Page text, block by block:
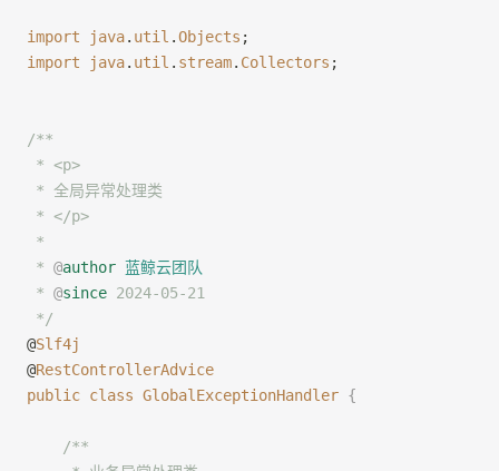
import java. util .Objects ;
import java. util . stream. Collectors ;
/**
* <p>
* 全局异常处理类
* </p>
*
* @author 蓝鲸云团队
* @since 2024-05-21
*/
@Slf4j
@RestControllerAdvice
public class GlobalExceptionHandler {
    /**